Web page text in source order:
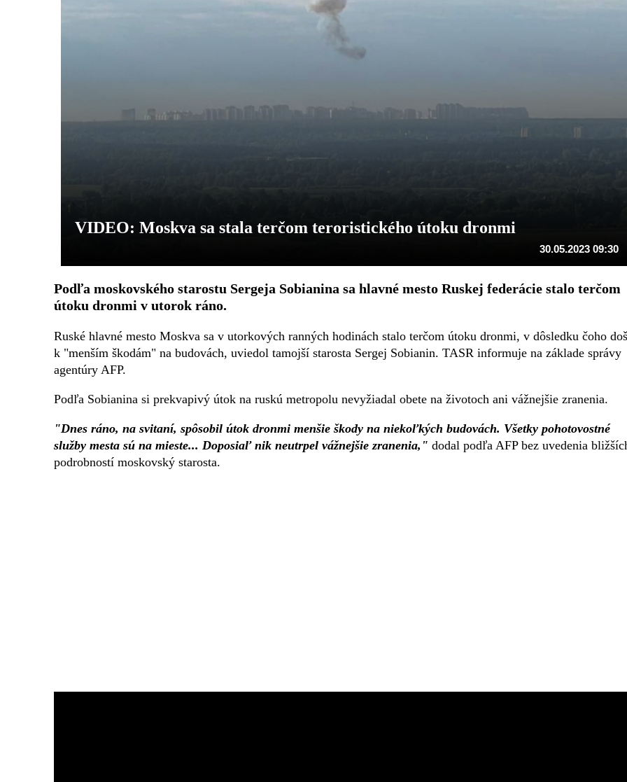
VIDEO: Moskva sa stala terčom teroristického útoku dronmi
30.05.2023 09:30
Podľa moskovského starostu Sergeja Sobianina sa hlavné mesto Ruskej federácie stalo terčom
útoku dronmi v utorok ráno.
Ruské hlavné mesto Moskva sa v utorkových ranných hodinách stalo terčom útoku dronmi, v dôsledku čoho
k "menším škodám" na budovách, uviedol tamojší starosta Sergej Sobianin. TASR informuje na základe správy
agentúry AFP.
Podľa Sobianina si prekvapivý útok na ruskú metropolu nevyžiadal obete na životoch ani vážnejšie zranenia.
"Dnes ráno, na svitaní, spôsobil útok dronmi menšie škody na niekoľkých budovách. Všetky pohotovostné
služby mesta sú na mieste... Doposiaľ nik neutrpel vážnejšie zranenia," dodal podľa AFP bez uvedenia
podrobností moskovský starosta.